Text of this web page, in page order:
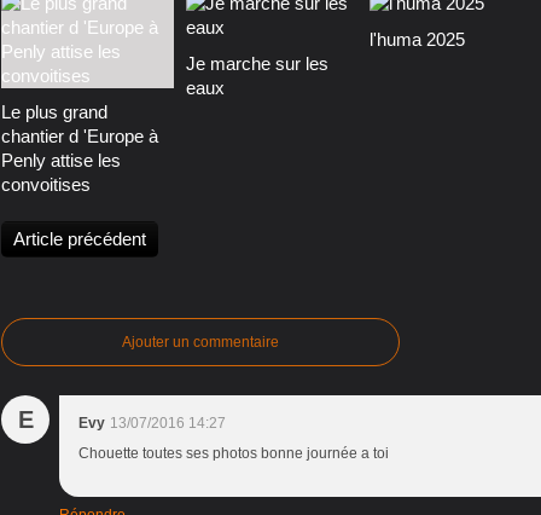
Le plus grand
chantier d 'Europe à
Penly attise les
convoitises
Je marche sur les
eaux
l'huma 2025
Article précédent
Ajouter un commentaire
E Evy 13/07/2016 14:27
Chouette toutes ses photos bonne journée a toi